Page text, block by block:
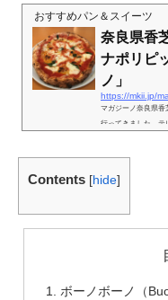
おすすめパン＆スイーツ
奈良県香
ナポリピ
ノ」
https://mkii.jp/
マガジーノ奈良県香
行ってきました。テ
サラダドレッシング
Contents [hide]
ボーノボーノ（